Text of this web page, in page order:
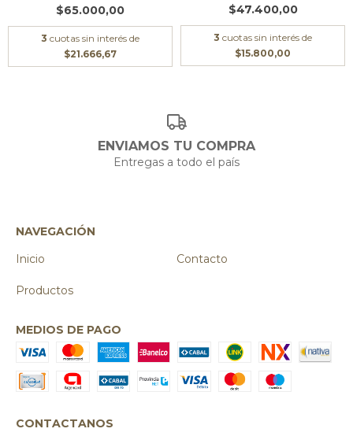
$65.000,00
3 cuotas sin interés de
$21.666,67
$47.400,00
3 cuotas sin interés de
$15.800,00
ENVIAMOS TU COMPRA
Entregas a todo el país
NAVEGACIÓN
Inicio
Contacto
Productos
MEDIOS DE PAGO
CONTACTANOS